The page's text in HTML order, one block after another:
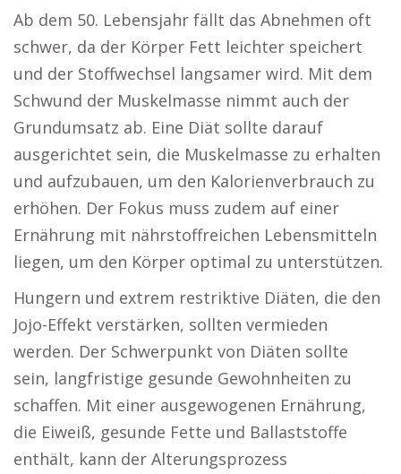
Ab dem 50. Lebensjahr fällt das Abnehmen oft
schwer, da der Körper Fett leichter speichert
und der Stoffwechsel langsamer wird. Mit dem
Schwund der Muskelmasse nimmt auch der
Grundumsatz ab. Eine Diät sollte darauf
ausgerichtet sein, die Muskelmasse zu erhalten
und aufzubauen, um den Kalorienverbrauch zu
erhöhen. Der Fokus muss zudem auf einer
Ernährung mit nährstoffreichen Lebensmitteln
liegen, um den Körper optimal zu unterstützen.
Hungern und extrem restriktive Diäten, die den
Jojo-Effekt verstärken, sollten vermieden
werden. Der Schwerpunkt von Diäten sollte
sein, langfristige gesunde Gewohnheiten zu
schaffen. Mit einer ausgewogenen Ernährung,
die Eiweiß, gesunde Fette und Ballaststoffe
enthält, kann der Alterungsprozess